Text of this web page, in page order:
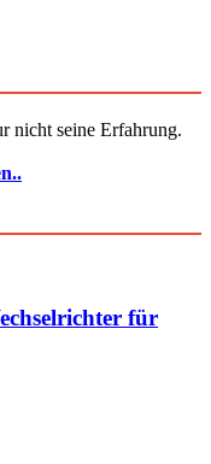
nicht seine Erfahrung.
für